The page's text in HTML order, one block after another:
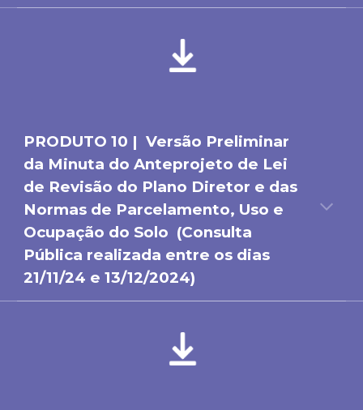
PRODUTO 10 | Versão Preliminar
da Minuta do Anteprojeto de Lei
de Revisão do Plano Diretor e das
Normas de Parcelamento, Uso e
Ocupação do Solo (Consulta
Pública realizada entre os dias
21/11/24 e 13/12/2024)